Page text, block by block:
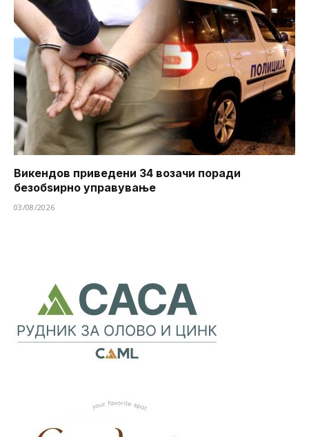
Викендов приведени 34 возачи поради
безобѕирно управување
03/08/2026